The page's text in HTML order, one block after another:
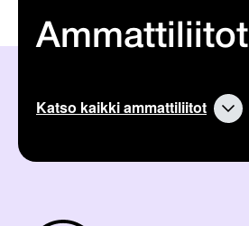
Ammattiliitot
Katso kaikki ammattiliitot